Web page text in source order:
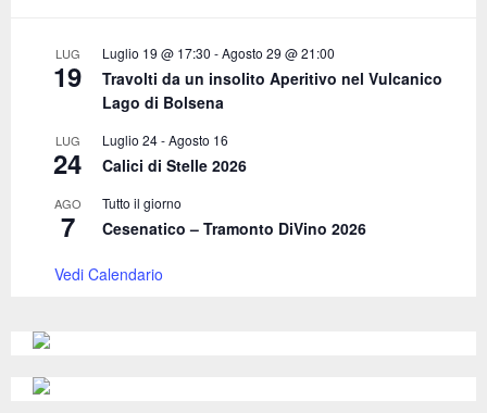
LUG
19
Luglio 19 @ 17:30 -Agosto 29 @ 21:00
Travolti da un insolito Aperitivo nel Vulcanico
Lago di Bolsena
LUG
24
Luglio 24-Agosto 16
Calici di Stelle 2026
AGO
7
Tutto il giorno
Cesenatico – Tramonto DiVino 2026
Vedi Calendario